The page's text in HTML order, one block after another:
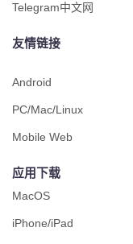
Telegram中文网
友情链接
Android
PC/Mac/Linux
Mobile Web
应用下载
MacOS
iPhone/iPad